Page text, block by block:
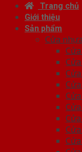
Trang chủ
Giới thiệu
Sản phẩm
Cửa nhựa